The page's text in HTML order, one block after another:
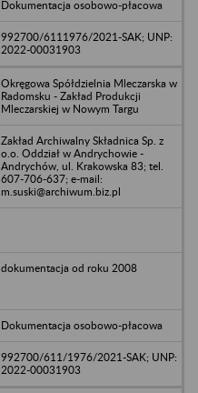
Dokumentacja osobowo-płacowa
992700/6111976/2021-SAK; UNP:
2022-00031903
Okręgowa Spółdzielnia Mleczarska w
Radomsku - Zakład Produkcji
Mleczarskiej w Nowym Targu
Zakład Archiwalny Składnica Sp. z
o.o. Oddział w Andrychowie -
Andrychów, ul. Krakowska 83; tel.
607-706-637; e-mail:
m.suski@archiwum.biz.pl
dokumentacja od roku 2008
Dokumentacja osobowo-płacowa
992700/611/1976/2021-SAK; UNP:
2022-00031903